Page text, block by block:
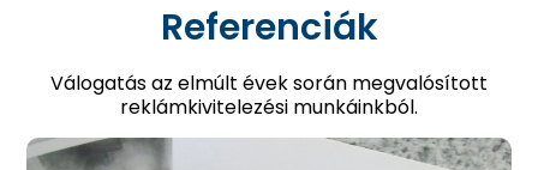
Referenciák
Válogatás az elmúlt évek során megvalósított
reklámkivitelezési munkáinkból.